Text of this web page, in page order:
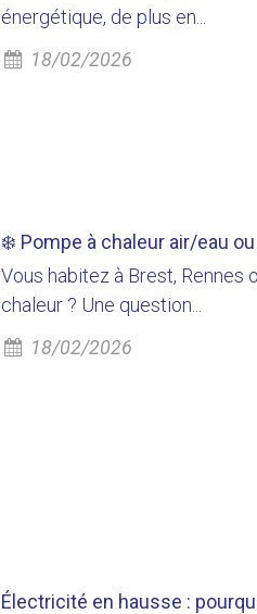
énergétique, de plus en...
18/02/2026
❄️ Pompe à chaleur air/eau
Vous habitez à Brest, Rennes
chaleur ? Une question...
18/02/2026
Électricité en hausse :